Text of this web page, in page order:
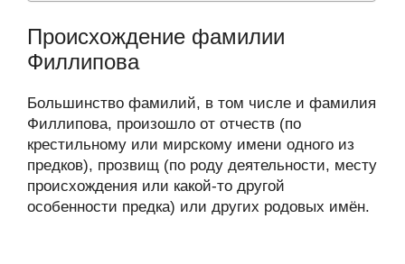
Происхождение фамилии
Филлипова
Большинство фамилий, в том числе и фамилия
Филлипова, произошло от отчеств (по
крестильному или мирскому имени одного из
предков), прозвищ (по роду деятельности, месту
происхождения или какой-то другой
особенности предка) или других родовых имён.